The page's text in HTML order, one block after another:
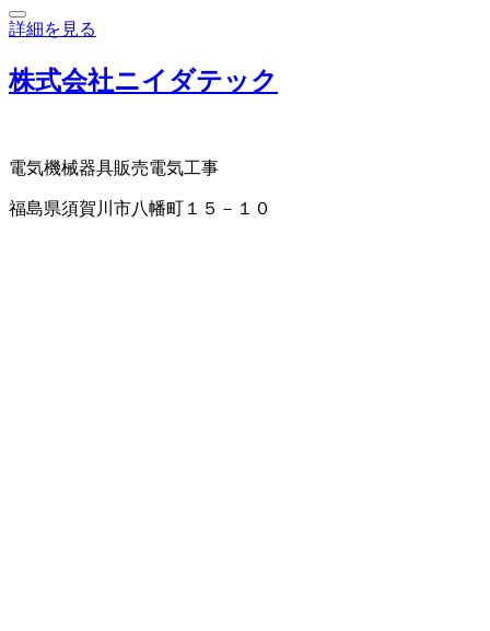
詳細を見る
株式会社ニイダテック
電気機械器具販売電気工事
福島県須賀川市八幡町１５－１０